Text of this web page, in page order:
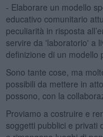
- Elaborare un modello
educativo comunitario
peculiarità in risposta
servire da 'laboratorio' a
definizione di un modello
Sono tante cose, ma
possibili da mettere in
possono, con la
Proviamo a costruire e
soggetti pubblici e privati